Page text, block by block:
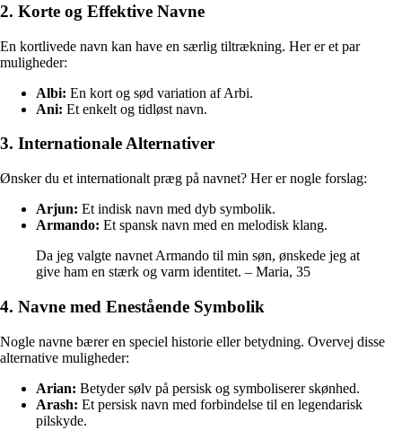
2. Korte og Effektive Navne
En kortlivede navn kan have en særlig tiltrækning. Her er et par
muligheder:
Albi: En kort og sød variation af Arbi.
Ani: Et enkelt og tidløst navn.
3. Internationale Alternativer
Ønsker du et internationalt præg på navnet? Her er nogle forslag:
Arjun: Et indisk navn med dyb symbolik.
Armando: Et spansk navn med en melodisk klang.
Da jeg valgte navnet Armando til min søn, ønskede jeg at
give ham en stærk og varm identitet. – Maria, 35
4. Navne med Enestående Symbolik
Nogle navne bærer en speciel historie eller betydning. Overvej disse
alternative muligheder:
Arian: Betyder sølv på persisk og symboliserer skønhed.
Arash: Et persisk navn med forbindelse til en legendarisk
pilskyde.